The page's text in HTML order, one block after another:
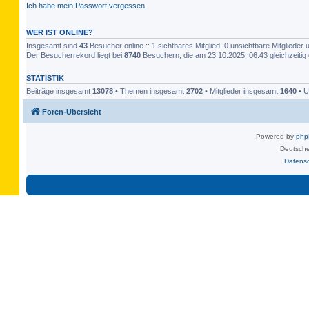
Ich habe mein Passwort vergessen
WER IST ONLINE?
Insgesamt sind 43 Besucher online :: 1 sichtbares Mitglied, 0 unsichtbare
Der Besucherrekord liegt bei 8740 Besuchern, die am 23.10.2025, 06:43 gleichzeitig
STATISTIK
Beiträge insgesamt 13078 • Themen insgesamt 2702 • Mitglieder insgesamt 1640 •
Foren-Übersicht
Powered by